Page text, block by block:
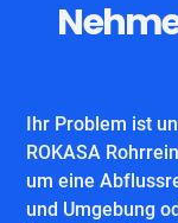
Ihr Problem ist
ROKASA
um eine
und Umgebung